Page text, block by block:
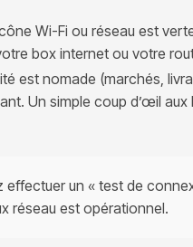
Wi-Fi ou réseau est
box internet ou votre
est nomade (marchés,
Un simple coup d’œil aux
un « test de
réseau est opérationnel.